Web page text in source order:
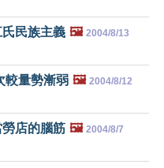
民族主義 🖼️ 2004/8/13
較量勢漸弱 🖼️ 2004/8/12
店的腦筋 🖼️ 2004/8/7